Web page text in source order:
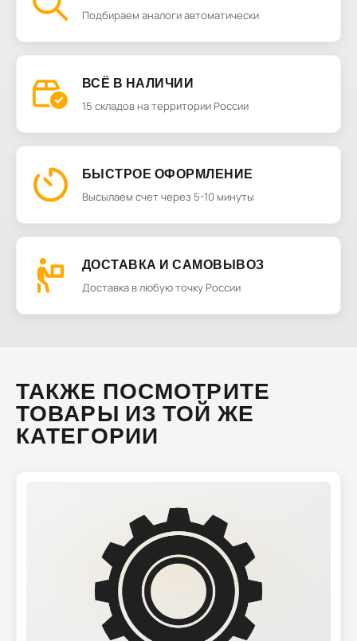
Подбираем аналоги автоматически
ВСЁ В НАЛИЧИИ
15 складов на территории России
БЫСТРОЕ ОФОРМЛЕНИЕ
Высылаем счет через 5-10 минуты
ДОСТАВКА И САМОВЫВОЗ
Доставка в любую точку России
ТАКЖЕ ПОСМОТРИТЕ
ТОВАРЫ ИЗ ТОЙ ЖЕ
КАТЕГОРИИ